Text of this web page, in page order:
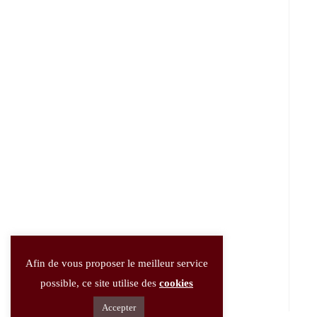
Afin de vous proposer le meilleur service
possible, ce site utilise des cookies
Accepter